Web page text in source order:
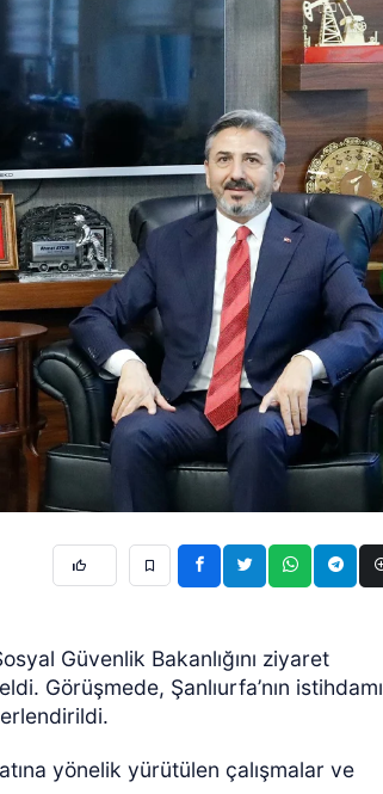
Güvenlik Bakanlığını ziyaret
Görüşmede, Şanlıurfa’nın istihdamı
yönelik yürütülen çalışmalar ve